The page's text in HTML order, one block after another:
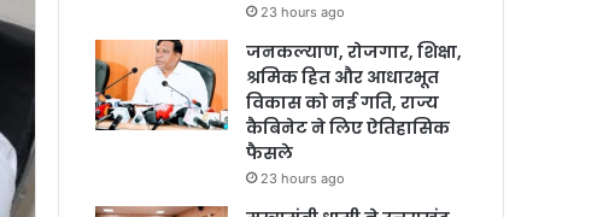
23 hours ago
जनकल्याण, रोजगार, शिक्षा,
श्रमिक हित और आधारभूत
विकास को नई गति, राज्य
कैबिनेट ने लिए ऐतिहासिक
फैसले
23 hours ago